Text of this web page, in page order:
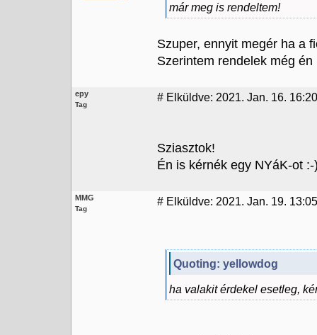
már meg is rendeltem!
Szuper, ennyit megér ha a
Szerintem rendelek még
epy
Tag
# Elküldve: 2021. Jan. 16. 16:20
Sziasztok!
Én is kérnék egy NYáK-ot :-
MMG
Tag
# Elküldve: 2021. Jan. 19. 13:05
Quoting: yellowdog
ha valakit érdekel esetleg,